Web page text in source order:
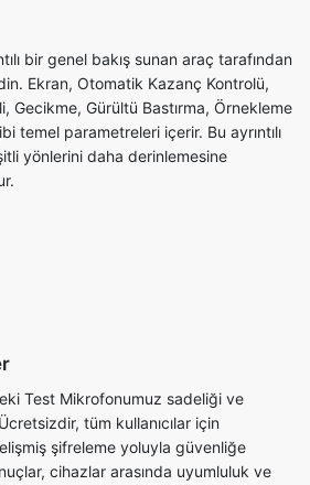
bir genel bakış sunan araç tarafından
Ekran, Otomatik Kazanç Kontrolü,
Gecikme, Gürültü Bastırma, Örnekleme
temel parametreleri içerir. Bu ayrıntılı
yönlerini daha derinlemesine
Test Mikrofonumuz sadeliği ve
tüm kullanıcılar için
şifreleme yoluyla güvenliğe
cihazlar arasında uyumluluk ve